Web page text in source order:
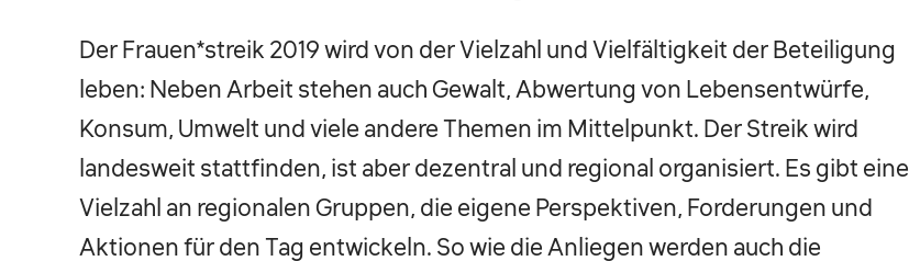
Der Frauen*streik 2019 wird von der Vielzahl und Vielfältigkeit der Beteiligung
leben: Neben Arbeit stehen auch Gewalt, Abwertung von Lebensentwürfe,
Konsum, Umwelt und viele andere Themen im Mittelpunkt. Der Streik wird
landesweit stattfinden, ist aber dezentral und regional organisiert. Es gibt eine
Vielzahl an regionalen Gruppen, die eigene Perspektiven, Forderungen und
Aktionen für den Tag entwickeln. So wie die Anliegen werden auch die